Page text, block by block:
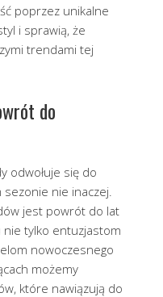
poprzez unikalne
i sprawią, że
trendami tej
do
odwołuje się do
sezonie nie inaczej.
jest powrót do lat
tylko entuzjastom
nowoczesnego
możemy
które nawiązują do